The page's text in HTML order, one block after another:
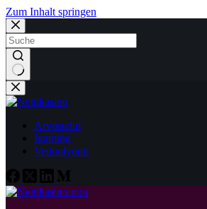
Zum Inhalt springen
Keine
Ergebnisse
Arvostelut
Igaming
Vedonlyönti